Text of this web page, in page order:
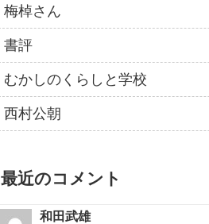
梅棹さん
書評
むかしのくらしと学校
西村公朝
最近のコメント
和田武雄